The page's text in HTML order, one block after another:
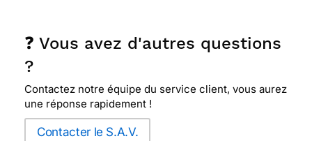
❓ Vous avez d'autres questions
?
Contactez notre équipe du service client, vous aurez
une réponse rapidement !
Contacter le S.A.V.